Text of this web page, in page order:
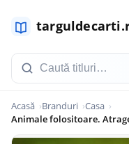
Acasă Branduri Casa
Animale folositoare.